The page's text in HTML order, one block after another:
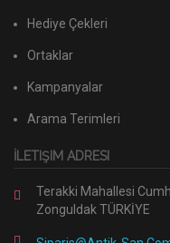
Hediye Çekleri
Ortaklar
Kampanyalar
Arama Terimleri
İLETIŞIM ADRESI
Terakki Mahallesi
Zonguldak TÜRKİYE